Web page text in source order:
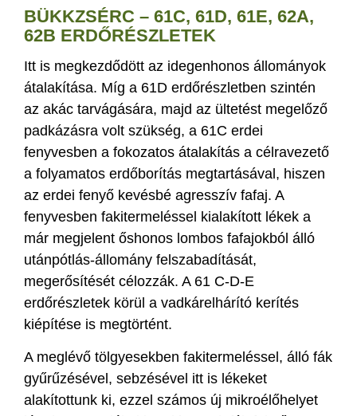
BÜKKZSÉRC – 61C, 61D, 61E, 62A,
62B ERDŐRÉSZLETEK
Itt is megkezdődött az idegenhonos állományok
átalakítása. Míg a 61D erdőrészletben szintén
az akác tarvágására, majd az ültetést megelőző
padkázásra volt szükség, a 61C erdei
fenyvesben a fokozatos átalakítás a célravezető
a folyamatos erdőborítás megtartásával, hiszen
az erdei fenyő kevésbé agresszív fafaj. A
fenyvesben fakitermeléssel kialakított lékek a
már megjelent őshonos lombos fafajokból álló
utánpótlás-állomány felszabadítását,
megerősítését célozzák. A 61 C-D-E
erdőrészletek körül a vadkárelhárító kerítés
kiépítése is megtörtént.
A meglévő tölgyesekben fakitermeléssel, álló fák
gyűrűzésével, sebzésével itt is lékeket
alakítottunk ki, ezzel számos új mikroélőhelyet